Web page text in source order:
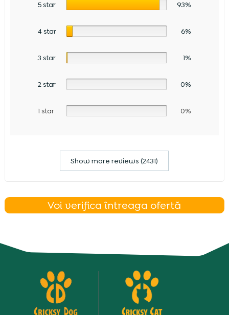
5 star 93%
4 star 6%
3 star 1%
2 star 0%
1 star 0%
Show more reviews (2431)
Voi verifica întreaga ofertă